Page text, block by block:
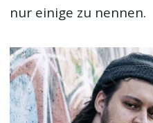
nur einige zu nennen.